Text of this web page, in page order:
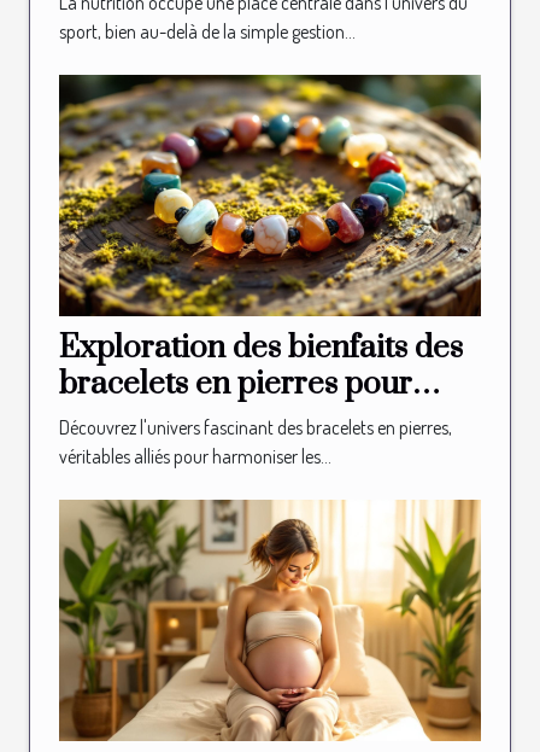
sport, bien au-delà de la simple gestion...
Exploration des bienfaits des
bracelets en pierres pour
l'équilibre des chakras
Découvrez l'univers fascinant des bracelets en pierres,
véritables alliés pour harmoniser les...